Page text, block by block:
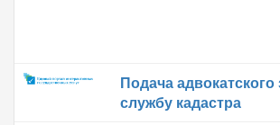
Подача адвокатского
службу кадастра